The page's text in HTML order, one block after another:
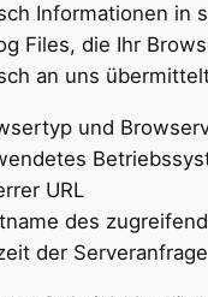
Informationen in
Files, die Ihr
an uns
und
URL
des
der Serveranfrage